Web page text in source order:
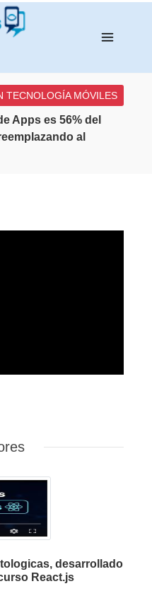
TECNOLOGÍA MÓVILES
Apps es 56% del
al
desarrollado
React.js